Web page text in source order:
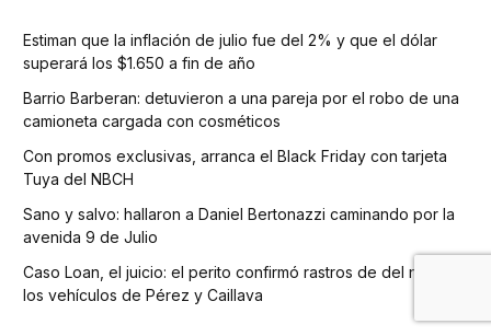
Estiman que la inflación de julio fue del 2% y que el dólar
superará los $1.650 a fin de año
Barrio Barberan: detuvieron a una pareja por el robo de una
camioneta cargada con cosméticos
Con promos exclusivas, arranca el Black Friday con tarjeta
Tuya del NBCH
Sano y salvo: hallaron a Daniel Bertonazzi caminando por la
avenida 9 de Julio
Caso Loan, el juicio: el perito confirmó rastros de del niño en
los vehículos de Pérez y Caillava